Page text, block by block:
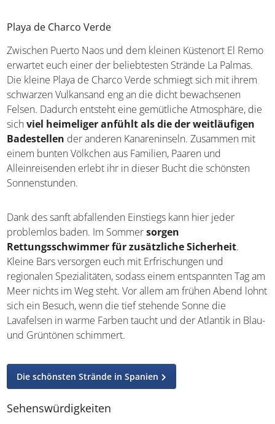
Playa de Charco Verde
Zwischen Puerto Naos und dem kleinen Küstenort El Remo
erwartet euch einer der beliebtesten Strände La Palmas.
Die kleine Playa de Charco Verde schmiegt sich mit ihrem
schwarzen Vulkansand eng an die dicht bewachsenen
Felsen. Dadurch entsteht eine gemütliche Atmosphäre, die
sichviel heimeliger anfühlt als die der weitläufigen
Badestellen der anderen Kanareninseln. Zusammen mit
einem bunten Völkchen aus Familien, Paaren und
Alleinreisenden erlebt ihr in dieser Bucht die schönsten
Sonnenstunden.
Dank des sanft abfallenden Einstiegs kann hier jeder
problemlos baden. Im Sommersorgen
Rettungsschwimmer für zusätzliche Sicherheit.
Kleine Bars versorgen euch mit Erfrischungen und
regionalen Spezialitäten, sodass einem entspannten Tag am
Meer nichts im Weg steht. Vor allem am frühen Abend lohnt
sich ein Besuch, wenn die tief stehende Sonne die
Lavafelsen in warme Farben taucht und der Atlantik in Blau-
und Grüntönen schimmert.
Die schönsten Strände in Spanien
Sehenswürdigkeiten